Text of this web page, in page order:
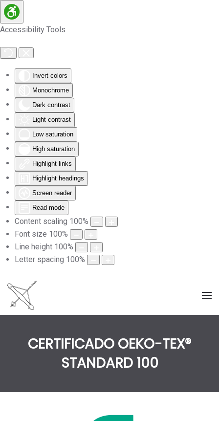
Accessibility Tools
Invert colors
Monochrome
Dark contrast
Light contrast
Low saturation
High saturation
Highlight links
Highlight headings
Screen reader
Read mode
Content scaling 100%
Font size 100%
Line height 100%
Letter spacing 100%
Skip to main content
CERTIFICADO OEKO-TEX®
STANDARD 100